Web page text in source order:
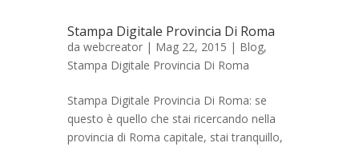
Stampa Digitale Provincia Di Roma
da webcreator | Mag 22, 2015 | Blog,
Stampa Digitale Provincia Di Roma
Stampa Digitale Provincia Di Roma: se
questo è quello che stai ricercando nella
provincia di Roma capitale, stai tranquillo,